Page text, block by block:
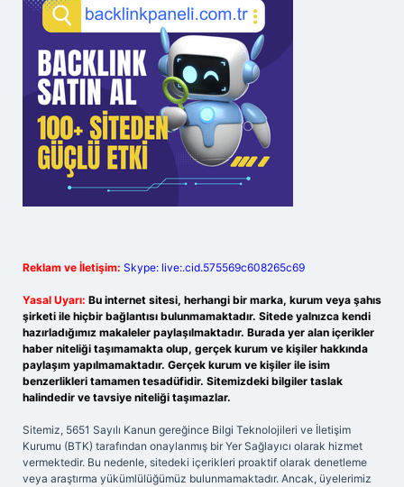
Reklam ve İletişim: Skype: live:.cid.575569c608265c69
Yasal Uyarı: Bu internet sitesi, herhangi bir marka, kurum veya şahıs
şirketi ile hiçbir bağlantısı bulunmamaktadır. Sitede yalnızca kendi
hazırladığımız makaleler paylaşılmaktadır. Burada yer alan içerikler
haber niteliği taşımamakta olup, gerçek kurum ve kişiler hakkında
paylaşım yapılmamaktadır. Gerçek kurum ve kişiler ile isim
benzerlikleri tamamen tesadüfidir. Sitemizdeki bilgiler taslak
halindedir ve tavsiye niteliği taşımazlar.
Sitemiz, 5651 Sayılı Kanun gereğince Bilgi Teknolojileri ve İletişim
Kurumu (BTK) tarafından onaylanmış bir Yer Sağlayıcı olarak hizmet
vermektedir. Bu nedenle, sitedeki içerikleri proaktif olarak denetleme
veya araştırma yükümlülüğümüz bulunmamaktadır. Ancak, üyelerimiz